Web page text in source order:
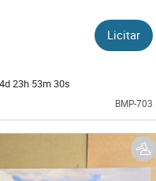
Licitar
4d 23h 53m 29s
BMP-703